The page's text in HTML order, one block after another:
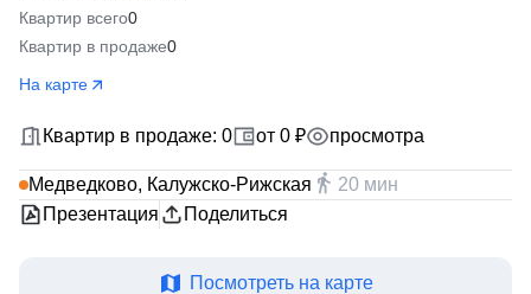
Квартир всего0
Квартир в продаже0
На карте
Квартир в продаже: 0 от 0 ₽ просмотра
Медведково, Калужско-Рижская
20 мин
Презентация
Поделиться
Посмотреть на карте